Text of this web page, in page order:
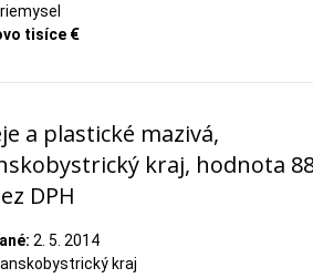
tisíce €
a plastické mazivá,
kraj, hodnota
DPH
2. 5. 2014
kraj